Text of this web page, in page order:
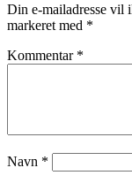
i
Berlin
Din e-mailadresse vil
markeret med *
Kommentar *
Navn *